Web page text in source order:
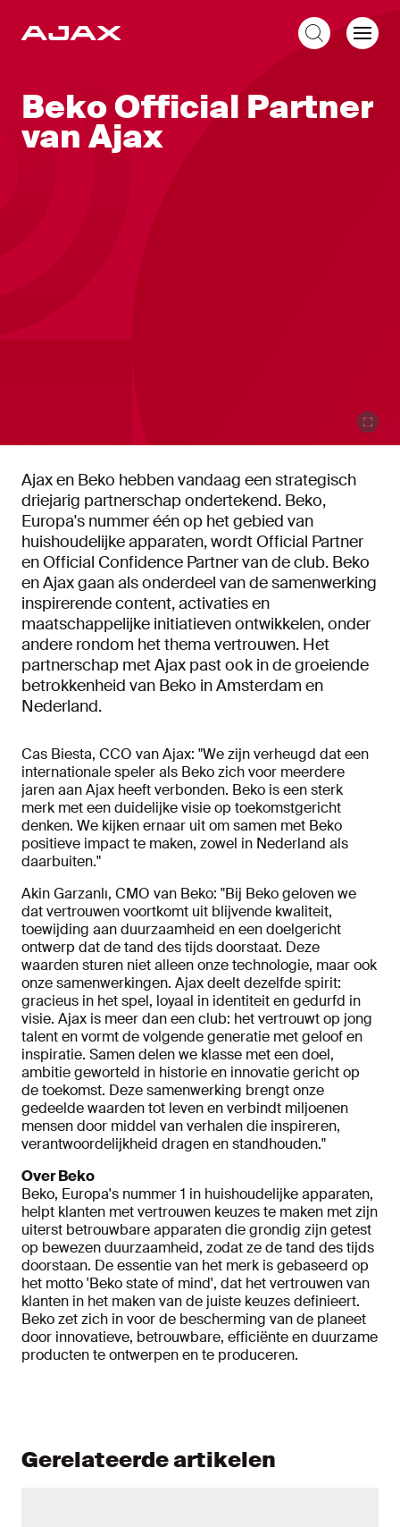
Beko Official Partner
van Ajax
Ajax en Beko hebben vandaag een strategisch
driejarig partnerschap ondertekend. Beko,
Europa's nummer één op het gebied van
huishoudelijke apparaten, wordt Official Partner
en Official Confidence Partner van de club. Beko
en Ajax gaan als onderdeel van de samenwerking
inspirerende content, activaties en
maatschappelijke initiatieven ontwikkelen, onder
andere rondom het thema vertrouwen. Het
partnerschap met Ajax past ook in de groeiende
betrokkenheid van Beko in Amsterdam en
Nederland.
Cas Biesta, CCO van Ajax: "We zijn verheugd dat een
internationale speler als Beko zich voor meerdere
jaren aan Ajax heeft verbonden. Beko is een sterk
merk met een duidelijke visie op toekomstgericht
denken. We kijken ernaar uit om samen met Beko
positieve impact te maken, zowel in Nederland als
daarbuiten."
Akin Garzanlı, CMO van Beko: "Bij Beko geloven we
dat vertrouwen voortkomt uit blijvende kwaliteit,
toewijding aan duurzaamheid en een doelgericht
ontwerp dat de tand des tijds doorstaat. Deze
waarden sturen niet alleen onze technologie, maar ook
onze samenwerkingen. Ajax deelt dezelfde spirit:
gracieus in het spel, loyaal in identiteit en gedurfd in
visie. Ajax is meer dan een club: het vertrouwt op jong
talent en vormt de volgende generatie met geloof en
inspiratie. Samen delen we klasse met een doel,
ambitie geworteld in historie en innovatie gericht op
de toekomst. Deze samenwerking brengt onze
gedeelde waarden tot leven en verbindt miljoenen
mensen door middel van verhalen die inspireren,
verantwoordelijkheid dragen en standhouden."
Over Beko
Beko, Europa's nummer 1 in huishoudelijke apparaten,
helpt klanten met vertrouwen keuzes te maken met zijn
uiterst betrouwbare apparaten die grondig zijn getest
op bewezen duurzaamheid, zodat ze de tand des tijds
doorstaan. De essentie van het merk is gebaseerd op
het motto 'Beko state of mind', dat het vertrouwen van
klanten in het maken van de juiste keuzes definieert.
Beko zet zich in voor de bescherming van de planeet
door innovatieve, betrouwbare, efficiënte en duurzame
producten te ontwerpen en te produceren.
Gerelateerde artikelen